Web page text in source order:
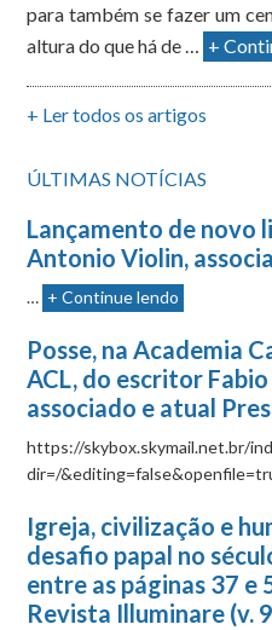
para também se fazer um
altura do que há de … +
+ Ler todos os artigos
ÚLTIMAS NOTÍCIAS
Lançamento de novo
Antonio Violin,
… + Continue lendo
Posse, na Academia
ACL, do escritor
associado e atual
https://skybox.skymail.net.br/
dir=/
Igreja, civilização e
desafio papal no
entre as páginas 37 e
Revista Illuminare (v.